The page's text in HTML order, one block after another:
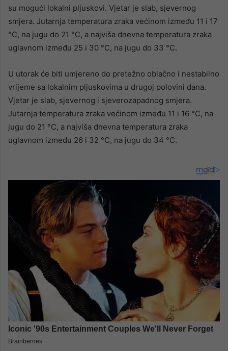
su mogući lokalni pljuskovi. Vjetar je slab, sjevernog
smjera. Jutarnja temperatura zraka većinom između 11 i 17
°C, na jugu do 21 °C, a najviša dnevna temperatura zraka
uglavnom između 25 i 30 °C, na jugu do 33 °C.
U utorak će biti umjereno do pretežno oblačno i nestabilno
vrijeme sa lokalnim pljuskovima u drugoj polovini dana.
Vjetar je slab, sjevernog i sjeverozapadnog smjera.
Jutarnja temperatura zraka većinom između 11 i 16 °C, na
jugu do 21 °C, a najviša dnevna temperatura zraka
uglavnom između 26 i 32 °C, na jugu do 34 °C.